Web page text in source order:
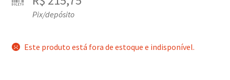
Pix/depósito
Este produto está fora de estoque e indisponível.